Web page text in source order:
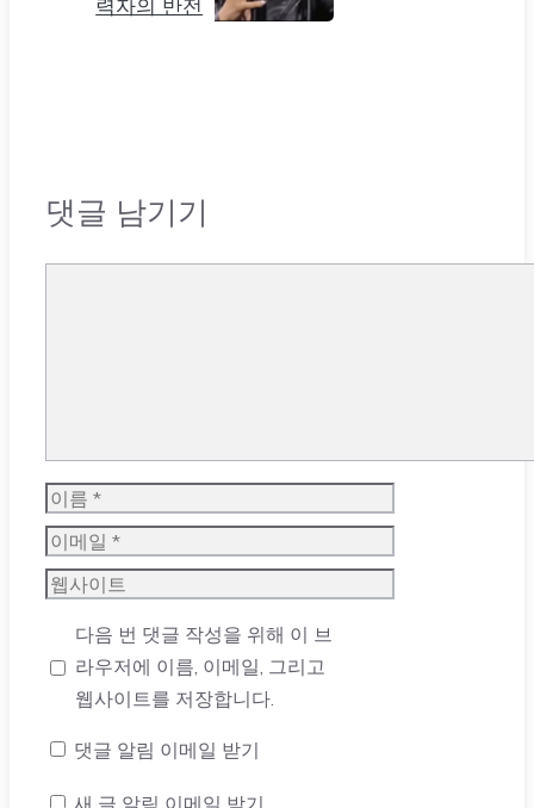
력자의 반전
댓글 남기기
이
름
이
메
일
웹
트
다음 번 댓글 작성을 위해 이 브
라우저에 이름, 이메일, 그리고
웹사이트를 저장합니다.
댓글 알림 이메일 받기
새 글 알림 이메일 받기